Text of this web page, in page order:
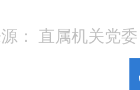
： 直属机关党委